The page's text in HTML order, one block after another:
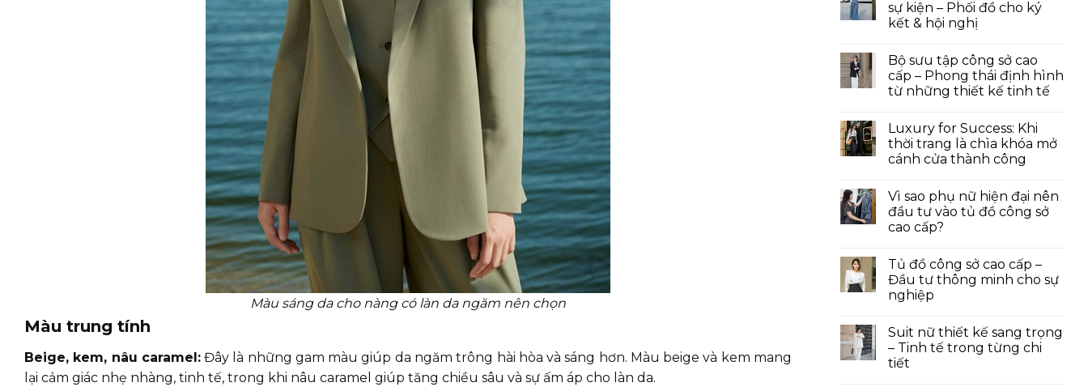
Màu sáng da cho nàng có làn da ngăm nên chọn
Màu trung tính
Beige, kem, nâu caramel:Đây là những gam màu giúp da ngăm trông hài hòa và sáng hơn. Màu beige và kem mang
lại cảm giác nhẹ nhàng, tinh tế, trong khi nâu caramel giúp tăng chiều sâu và sự ấm áp cho làn da.
sự kiện – Phối đồ cho ký
kết & hội nghị
Bộ sưu tập công sở cao
cấp – Phong thái định hình
từ những thiết kế tinh tế
Luxury for Success: Khi
thời trang là chìa khóa mở
cánh cửa thành công
Vì sao phụ nữ hiện đại nên
đầu tư vào tủ đồ công sở
cao cấp?
Tủ đồ công sở cao cấp –
Đầu tư thông minh cho sự
nghiệp
Suit nữ thiết kế sang trọng
– Tinh tế trong từng chi
tiết